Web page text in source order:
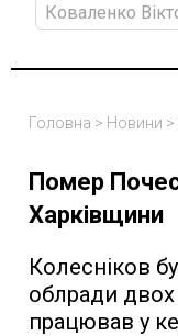
Коваленко
Головна > Новини >
Помер
Харківщини
Колесніков
облради двох
працював у